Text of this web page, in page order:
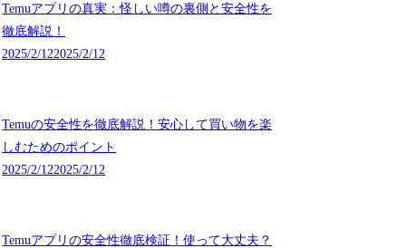
Temuアプリの真実：怪しい噂の裏側と安全性を
徹底解説！
2025/2/122025/2/12
Temuの安全性を徹底解説！安心して買い物を楽
しむためのポイント
2025/2/122025/2/12
Temuアプリの安全性徹底検証！使って大丈夫？